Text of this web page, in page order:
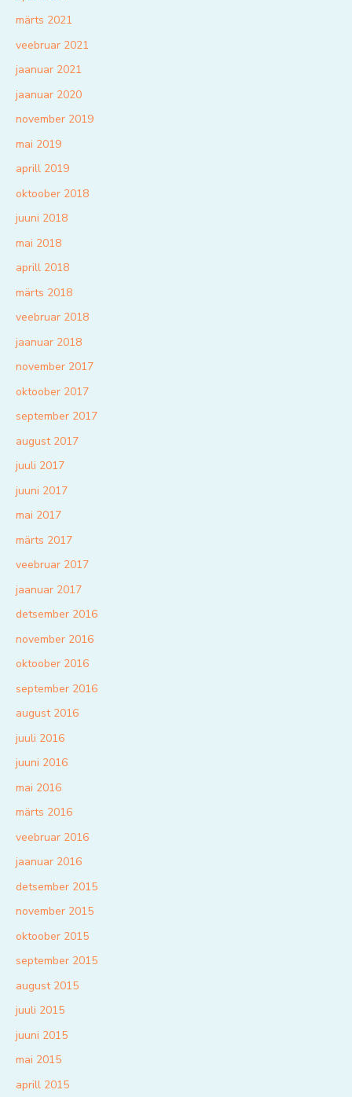
märts 2021
veebruar 2021
jaanuar 2021
jaanuar 2020
november 2019
mai 2019
aprill 2019
oktoober 2018
juuni 2018
mai 2018
aprill 2018
märts 2018
veebruar 2018
jaanuar 2018
november 2017
oktoober 2017
september 2017
august 2017
juuli 2017
juuni 2017
mai 2017
märts 2017
veebruar 2017
jaanuar 2017
detsember 2016
november 2016
oktoober 2016
september 2016
august 2016
juuli 2016
juuni 2016
mai 2016
märts 2016
veebruar 2016
jaanuar 2016
detsember 2015
november 2015
oktoober 2015
september 2015
august 2015
juuli 2015
juuni 2015
mai 2015
aprill 2015